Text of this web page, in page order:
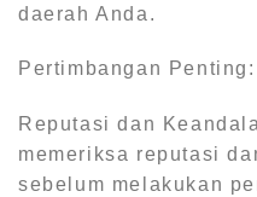
daerah Anda.
Pertimbangan Penting:
Reputasi dan
memeriksa reputasi
sebelum melakukan